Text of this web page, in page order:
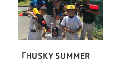
「HUSKY SUMMER